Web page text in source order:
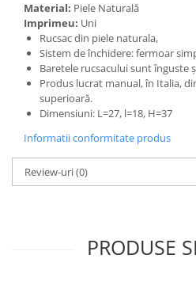
Material: Piele Naturală
Imprimeu: Uni
Rucsac din piele naturala,
Sistem de închidere: fermoar
Baretele rucsacului sunt înguste
Produs lucrat manual, în Italia,
superioară.
Dimensiuni: L=27, l=18, H=37
Informatii conformitate produs
Review-uri(0)
PRODUSE